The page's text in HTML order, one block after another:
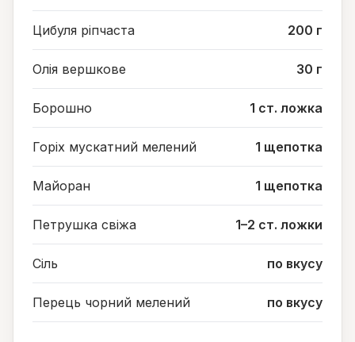
Цибуля ріпчаста 200 г
Олія вершкове 30 г
Борошно 1 ст. ложка
Горіх мускатний мелений 1 щепотка
Майоран 1 щепотка
Петрушка свіжа 1–2 ст. ложки
Сіль по вкусу
Перець чорний мелений по вкусу